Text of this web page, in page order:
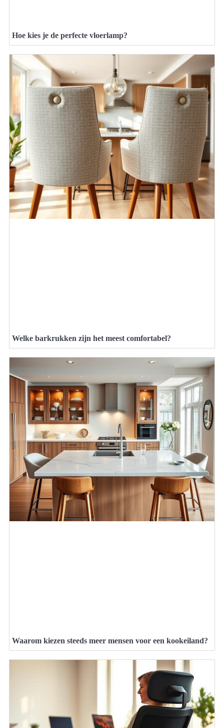
Hoe kies je de perfecte vloerlamp?
Welke barkrukken zijn het meest comfortabel?
Waarom kiezen steeds meer mensen voor een kookeiland?